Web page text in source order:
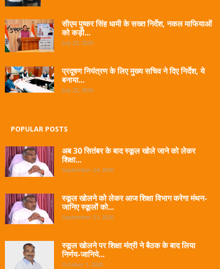
सीएम पुष्कर सिंह धामी के सख्त निर्देश, नकल माफियाओं
को कड़ी...
July 23, 2026
प्रदूषण नियंत्रण के लिए मुख्य सचिव ने दिए निर्देश, ये
बनाया...
July 22, 2026
POPULAR POSTS
अब 30 सितंबर के बाद स्कूल खोले जाने को लेकर
शिक्षा...
September 24, 2020
स्कूल खोलने को लेकर आज शिक्षा विभाग करेगा मंथन-
जानिए स्कूलों को...
September 21, 2020
स्कूल खोलने पर शिक्षा मंत्री ने बैठक के बाद लिया
निर्णय-जानिये...
October 1, 2020